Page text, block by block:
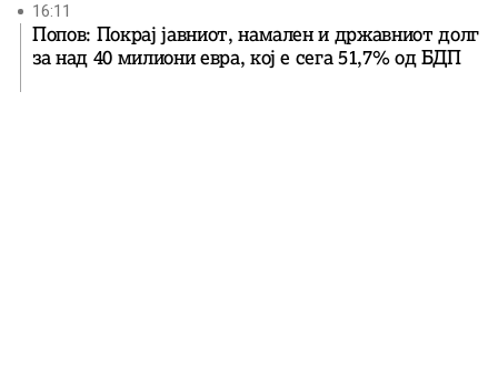
16:11
Попов: Покрај јавниот, намален и државниот долг
за над 40 милиони евра, кој e сега 51,7% од БДП